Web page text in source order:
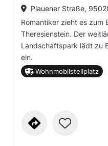
Plauener Straße,
Romantiker zieht es zum
Theresienstein. Der
Landschaftspark lädt zu
ein.
Wohnmobilstellplatz